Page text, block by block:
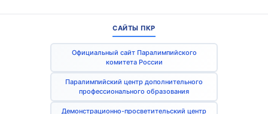
САЙТЫ ПКР
Официальный сайт Паралимпийского
комитета России
Паралимпийский центр дополнительного
профессионального образования
Демонстрационно-просветительский центр